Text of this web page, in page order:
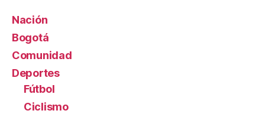
Nación
Bogotá
Comunidad
Deportes
Fútbol
Ciclismo